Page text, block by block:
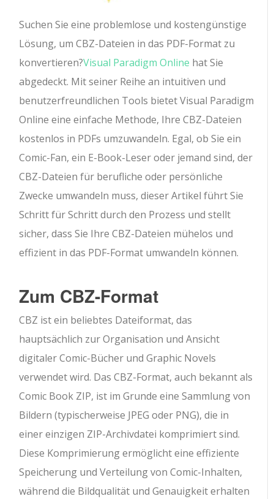
Suchen Sie eine problemlose und kostengünstige
Lösung, um CBZ-Dateien in das PDF-Format zu
konvertieren?Visual Paradigm Online hat Sie
abgedeckt. Mit seiner Reihe an intuitiven und
benutzerfreundlichen Tools bietet Visual Paradigm
Online eine einfache Methode, Ihre CBZ-Dateien
kostenlos in PDFs umzuwandeln. Egal, ob Sie ein
Comic-Fan, ein E-Book-Leser oder jemand sind, der
CBZ-Dateien für berufliche oder persönliche
Zwecke umwandeln muss, dieser Artikel führt Sie
Schritt für Schritt durch den Prozess und stellt
sicher, dass Sie Ihre CBZ-Dateien mühelos und
effizient in das PDF-Format umwandeln können.
Zum CBZ-Format
CBZ ist ein beliebtes Dateiformat, das
hauptsächlich zur Organisation und Ansicht
digitaler Comic-Bücher und Graphic Novels
verwendet wird. Das CBZ-Format, auch bekannt als
Comic Book ZIP, ist im Grunde eine Sammlung von
Bildern (typischerweise JPEG oder PNG), die in
einer einzigen ZIP-Archivdatei komprimiert sind.
Diese Komprimierung ermöglicht eine effiziente
Speicherung und Verteilung von Comic-Inhalten,
während die Bildqualität und Genauigkeit erhalten